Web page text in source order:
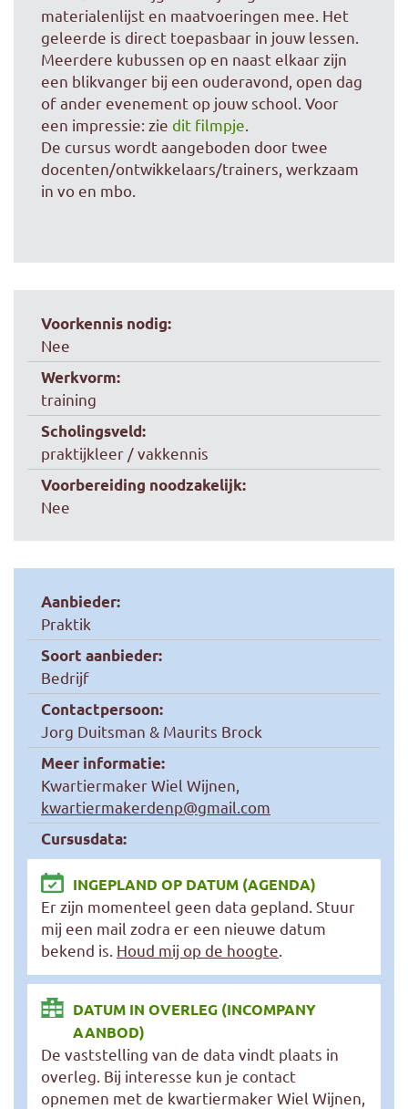
materialenlijst en maatvoeringen mee. Het
geleerde is direct toepasbaar in jouw lessen.
Meerdere kubussen op en naast elkaar zijn
een blikvanger bij een ouderavond, open dag
of ander evenement op jouw school. Voor
een impressie: zie dit filmpje.
De cursus wordt aangeboden door twee
docenten/ontwikkelaars/trainers, werkzaam
in vo en mbo.
Voorkennis nodig:
Nee
Werkvorm:
training
Scholingsveld:
praktijkleer / vakkennis
Voorbereiding noodzakelijk:
Nee
Aanbieder:
Praktik
Soort aanbieder:
Bedrijf
Contactpersoon:
Jorg Duitsman & Maurits Brock
Meer informatie:
Kwartiermaker Wiel Wijnen,
kwartiermakerdenp@gmail.com
Cursusdata:
INGEPLAND OP DATUM (AGENDA)
Er zijn momenteel geen data gepland. Stuur
mij een mail zodra er een nieuwe datum
bekend is. Houd mij op de hoogte.
DATUM IN OVERLEG (INCOMPANY
AANBOD)
De vaststelling van de data vindt plaats in
overleg. Bij interesse kun je contact
opnemen met de kwartiermaker Wiel Wijnen,